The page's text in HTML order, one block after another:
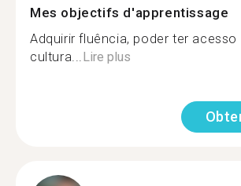
Mes objectifs d'apprentissage
Adquirir fluência, poder ter acesso
cultura...Lire plus